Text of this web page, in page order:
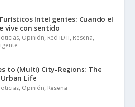
Inteligentes: Cuando el
vive con sentido
, Opinión, Red IDTI, Reseña,
to (Multi) City-Regions: The
Life
, Opinión, Reseña